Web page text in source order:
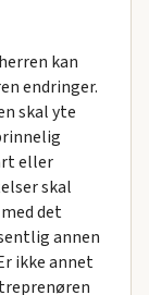
kan
endringer.
skal yte
eller
skal
det
annen
ikke annet